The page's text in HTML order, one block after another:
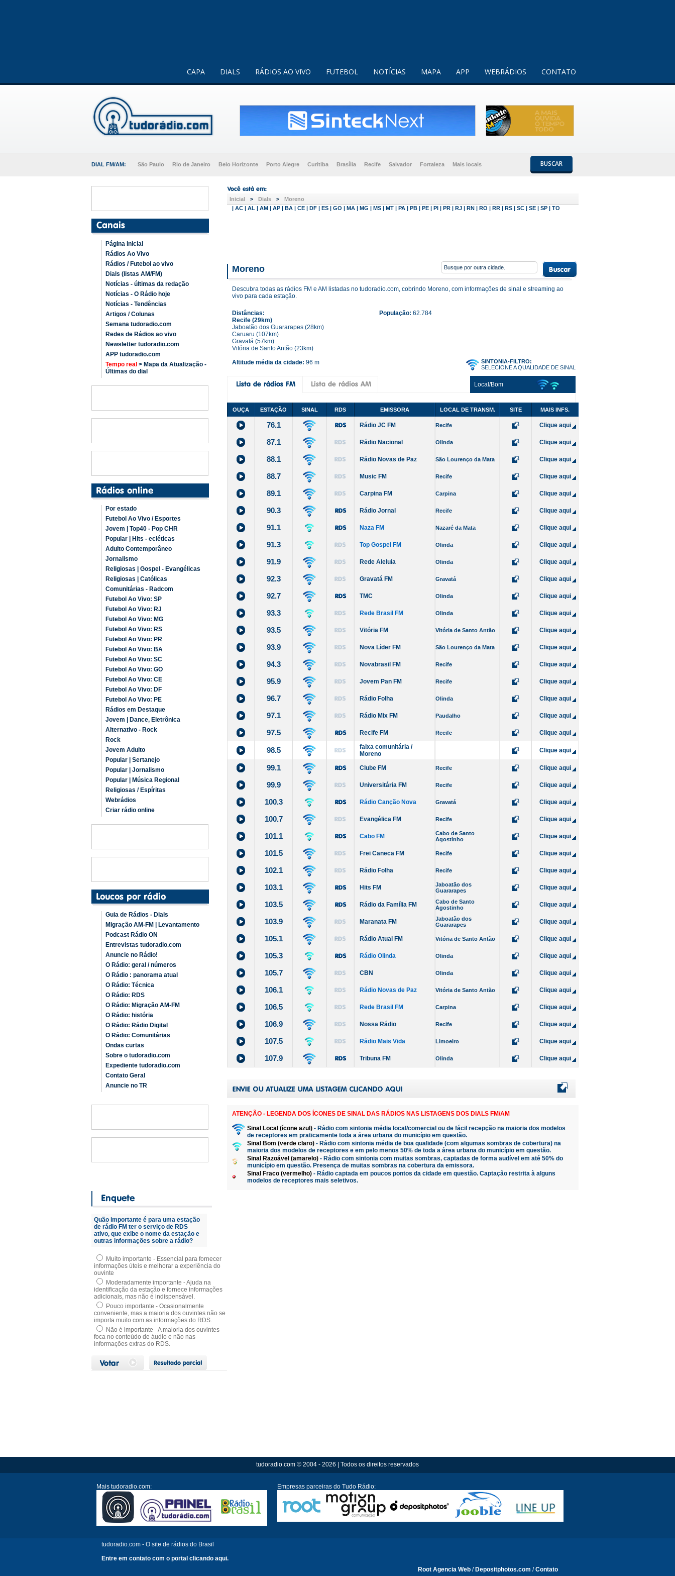
CAPA DIALS RÁDIOS AO VIVO FUTEBOL NOTÍCIAS MAPA APP WEBRÁDIOS CONTATO
DIAL FM/AM: São Paulo Rio de Janeiro Belo Horizonte Porto Alegre Curitiba Brasília Recife Salvador Fortaleza Mais locais BUSCAR
Página inicial
Rádios Ao Vivo
Rádios / Futebol ao vivo
Dials (listas AM/FM)
Notícias - últimas da redação
Notícias - O Rádio hoje
Notícias - Tendências
Artigos / Colunas
Semana tudoradio.com
Redes de Rádios ao vivo
Newsletter tudoradio.com
APP tudoradio.com
Tempo real > Mapa da Atualização -
Últimas do dial
Por estado
Futebol Ao Vivo / Esportes
Jovem | Top40 - Pop CHR
Popular | Hits - ecléticas
Adulto Contemporâneo
Jornalismo
Religiosas | Gospel - Evangélicas
Religiosas | Católicas
Comunitárias - Radcom
Futebol Ao Vivo: SP
Futebol Ao Vivo: RJ
Futebol Ao Vivo: MG
Futebol Ao Vivo: RS
Futebol Ao Vivo: PR
Futebol Ao Vivo: BA
Futebol Ao Vivo: SC
Futebol Ao Vivo: GO
Futebol Ao Vivo: CE
Futebol Ao Vivo: DF
Futebol Ao Vivo: PE
Rádios em Destaque
Jovem | Dance, Eletrônica
Alternativo - Rock
Rock
Jovem Adulto
Popular | Sertanejo
Popular | Jornalismo
Popular | Música Regional
Religiosas / Espíritas
Webrádios
Criar rádio online
Guia de Rádios - Dials
Migração AM-FM | Levantamento
Podcast Rádio ON
Entrevistas tudoradio.com
Anuncie no Rádio!
O Rádio: geral / números
O Rádio : panorama atual
O Rádio: Técnica
O Rádio: RDS
O Rádio: Migração AM-FM
O Rádio: história
O Rádio: Rádio Digital
O Rádio: Comunitárias
Ondas curtas
Sobre o tudoradio.com
Expediente tudoradio.com
Contato Geral
Anuncie no TR
Quão importante é para uma estação
de rádio FM ter o serviço de RDS
ativo, que exibe o nome da estação e
outras informações sobre a rádio?
Muito importante - Essencial para fornecer
informações úteis e melhorar a experiência do
ouvinte
Moderadamente importante - Ajuda na
identificação da estação e fornece informações
adicionais, mas não é indispensável.
Pouco importante - Ocasionalmente
conveniente, mas a maioria dos ouvintes não se
importa muito com as informações do RDS.
Não é importante - A maioria dos ouvintes
foca no conteúdo de áudio e não nas
informações extras do RDS.
Inicial > Dials >
Moreno
| AC | AL | AM | AP | BA | CE | DF | ES | GO | MA | MG | MS | MT | PA | PB | PE | PI | PR | RJ | RN | RO | RR | RS | SC | SE | SP | TO
Moreno
Descubra todas as rádios FM e AM listadas no tudoradio.com, cobrindo Moreno, com informações de sinal e streaming ao
vivo para cada estação.
Distâncias:
Recife (29km)
Jaboatão dos Guararapes (28km)
Caruaru (107km)
Gravatá (57km)
Vitória de Santo Antão (23km)
Altitude média da cidade: 96 m
População: 62.784
SINTONIA-FILTRO:
SELECIONE A QUALIDADE DE SINAL
Local/Bom
OUÇA ESTAÇÃO SINAL RDS EMISSORA LOCAL DE TRANSM. SITE MAIS INFS.
76.1 Rádio JC FM Recife Clique aqui
87.1 Rádio Nacional Olinda Clique aqui
88.1 Rádio Novas de Paz São Lourenço da Mata Clique aqui
88.7 Music FM Recife Clique aqui
89.1 Carpina FM Carpina Clique aqui
90.3 Rádio Jornal Recife Clique aqui
91.1 Naza FM Nazaré da Mata Clique aqui
91.3 Top Gospel FM Olinda Clique aqui
91.9 Rede Aleluia Olinda Clique aqui
92.3 Gravatá FM Gravatá Clique aqui
92.7 TMC Olinda Clique aqui
93.3 Rede Brasil FM Olinda Clique aqui
93.5 Vitória FM Vitória de Santo Antão Clique aqui
93.9 Nova Líder FM São Lourenço da Mata Clique aqui
94.3 Novabrasil FM Recife Clique aqui
95.9 Jovem Pan FM Recife Clique aqui
96.7 Rádio Folha Olinda Clique aqui
97.1 Rádio Mix FM Paudalho Clique aqui
97.5 Recife FM Recife Clique aqui
98.5
faixa comunitária /
Moreno
Clique aqui
99.1 Clube FM Recife Clique aqui
99.9 Universitária FM Recife Clique aqui
100.3 Rádio Canção Nova Gravatá Clique aqui
100.7 Evangélica FM Recife Clique aqui
101.1 Cabo FM
Cabo de Santo
Agostinho
Clique aqui
101.5 Frei Caneca FM Recife Clique aqui
102.1 Rádio Folha Recife Clique aqui
103.1 Hits FM
Jaboatão dos
Guararapes
Clique aqui
103.5 Rádio da Família FM
Cabo de Santo
Agostinho
Clique aqui
103.9 Maranata FM
Jaboatão dos
Guararapes
Clique aqui
105.1 Rádio Atual FM Vitória de Santo Antão Clique aqui
105.3 Rádio Olinda Olinda Clique aqui
105.7 CBN Olinda Clique aqui
106.1 Rádio Novas de Paz Vitória de Santo Antão Clique aqui
106.5 Rede Brasil FM Carpina Clique aqui
106.9 Nossa Rádio Recife Clique aqui
107.5 Rádio Mais Vida Limoeiro Clique aqui
107.9 Tribuna FM Olinda Clique aqui
ATENÇÃO - LEGENDA DOS ÍCONES DE SINAL DAS RÁDIOS NAS LISTAGENS DOS DIALS FM/AM
Sinal Local (ícone azul) - Rádio com sintonia média local/comercial ou de fácil recepção na maioria dos modelos
de receptores em praticamente toda a área urbana do município em questão.
Sinal Bom (verde claro) - Rádio com sintonia média de boa qualidade (com algumas sombras de cobertura) na
maioria dos modelos de receptores e em pelo menos 50% de toda a área urbana do município em questão.
Sinal Razoável (amarelo) - Rádio com sintonia com muitas sombras, captadas de forma audível em até 50% do
município em questão. Presença de muitas sombras na cobertura da emissora.
Sinal Fraco (vermelho) - Rádio captada em poucos pontos da cidade em questão. Captação restrita à alguns
modelos de receptores mais seletivos.
tudoradio.com © 2004 - 2026 | Todos os direitos reservados
Mais tudoradio.com: Empresas parceiras do Tudo Rádio:
tudoradio.com - O site de rádios do Brasil
Entre em contato com o portal clicando aqui.
Root Agencia Web / Depositphotos.com /Contato